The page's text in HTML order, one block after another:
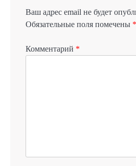
Ваш адрес email не будет
Обязательные поля помечены *
Комментарий *